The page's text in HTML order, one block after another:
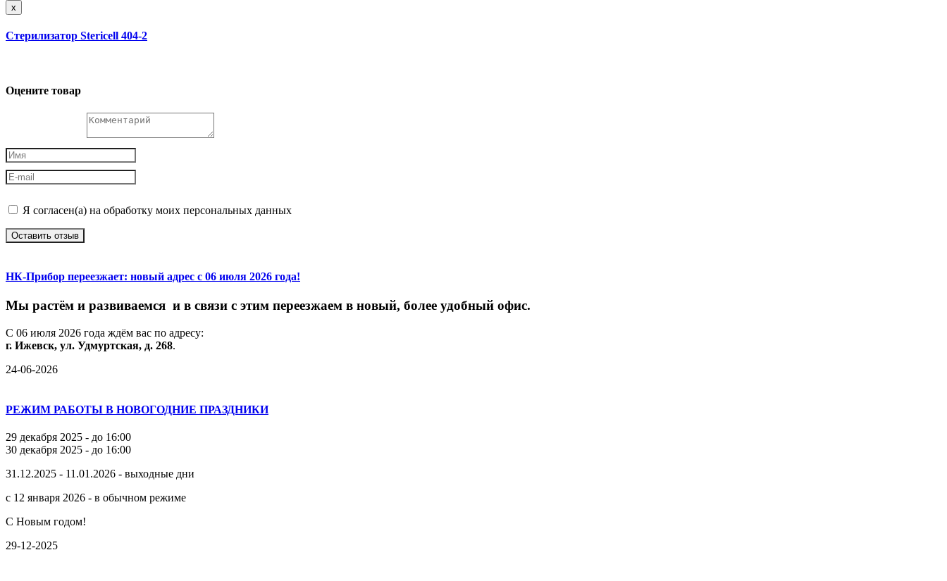
x
Cтерилизатор Stericell 404-2
Оцените товар
Я согласен(а) на обработку моих персональных данных
Оставить отзыв
НК-Прибор переезжает: новый адрес с 06 июля 2026 года!
Мы растём и развиваемся и в связи с этим переезжаем в новый, более удобный офис.
С 06 июля 2026 года ждём вас по адресу:
г. Ижевск, ул. Удмуртская, д. 268.
24-06-2026
РЕЖИМ РАБОТЫ В НОВОГОДНИЕ ПРАЗДНИКИ
29 декабря 2025 - до 16:00
30 декабря 2025 - до 16:00
31.12.2025 - 11.01.2026 - выходные дни
с 12 января 2026 - в обычном режиме
С Новым годом!
29-12-2025